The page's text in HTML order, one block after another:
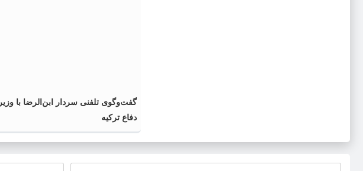
گفت‌وگوی تلفنی سردار ابن‌الرضا با وزیر
دفاع ترکیه